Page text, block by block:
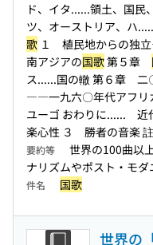
ド、イタ......領土、国
ツ、オーストリア、ハ...
歌 １ 植民地からの独
南アジアの国歌第５章
ス......国の轍 第６章 二
――一九六〇年代アフ
ユーゴ おわりに...... 近
楽心性 ３ 勝者の音楽
要約等 世界の100曲以
ナリズムやポスト・モ
件名 国歌
世界の